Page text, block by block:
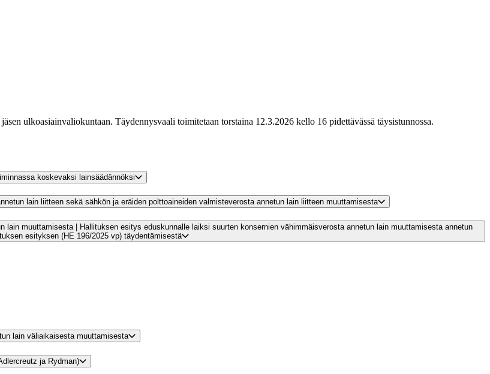
ulkoasiainvaliokuntaan. Täydennysvaali toimitetaan torstaina 12.3.2026 kello 16 pidettävässä täysistunnossa.
koskevaksi lainsäädännöksi
lain liitteen sekä sähkön ja eräiden polttoaineiden valmisteverosta annetun lain liitteen muuttamisesta
annetun lain muuttamisesta annetun
esityksen (HE 196/2025 vp) täydentämisestä
lain väliaikaisesta muuttamisesta
ja Rydman)